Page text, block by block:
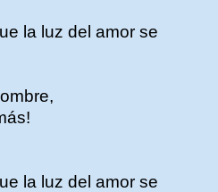
la luz del amor se
la luz del amor se